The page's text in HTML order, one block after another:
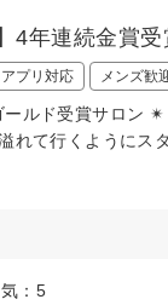
年連続金賞
プリ対応 メンズ歓
ルド受賞サロン
れて行くようにス
：5